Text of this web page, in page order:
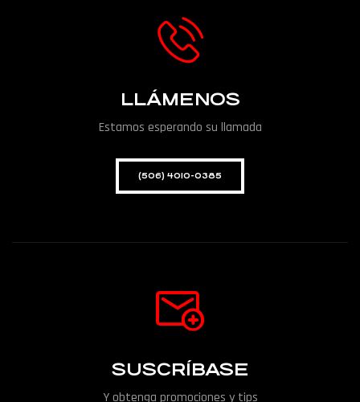
LLÁMENOS
Estamos esperando su llamada
(506) 4010-0385
SUSCRÍBASE
Y obtenga promociones y tips